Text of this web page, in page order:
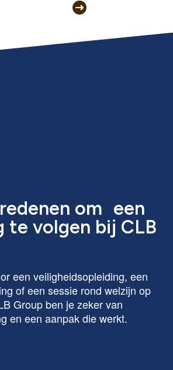
om een
te volgen bij CLB
een veiligheidsopleiding, een
of een sessie rond welzijn op
Group ben je zeker van
en een aanpak die werkt.